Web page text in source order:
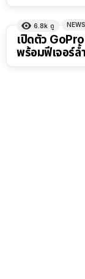
6.8k ดู NEWS
เปิดตัว
พร้อมฟีเจอร์ล้